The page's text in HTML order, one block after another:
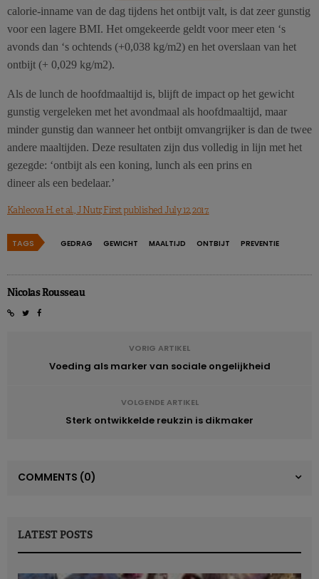
calorie-inname van de dag tijdens het ontbijt valt, is dat zeer gunstig
voor een lagere BMI. Het omgekeerde geldt voor meer eten ‘s
avonds dan ‘s ochtends (+0,038 kg/m2) en het overslaan van het
ontbijt (+ 0,029 kg/m2).
Als de lunch de hoofdmaaltijd is, blijft de impact op het gewicht
gunstig vergeleken met het avondmaal als hoofdmaaltijd, maar
minder gunstig dan wanneer het ontbijt omvangrijker is dan de twee
andere maaltijden. Deze resultaten zijn dus volledig in lijn met het
gezegde: ‘ontbijt als een koning, lunch als een prins en
dineer als een bedelaar.’
Kahleova H. et al., J Nutr, First published July 12, 2017.
TAGS GEDRAG GEWICHT MAALTIJD ONTBIJT PREVENTIE
Nicolas Rousseau
VORIG ARTIKEL
Voeding als marker van sociale ongelijkheid
VOLGENDE ARTIKEL
Sterk ontwikkelde reukzin is dikmaker
COMMENTS (0)
LATEST POSTS